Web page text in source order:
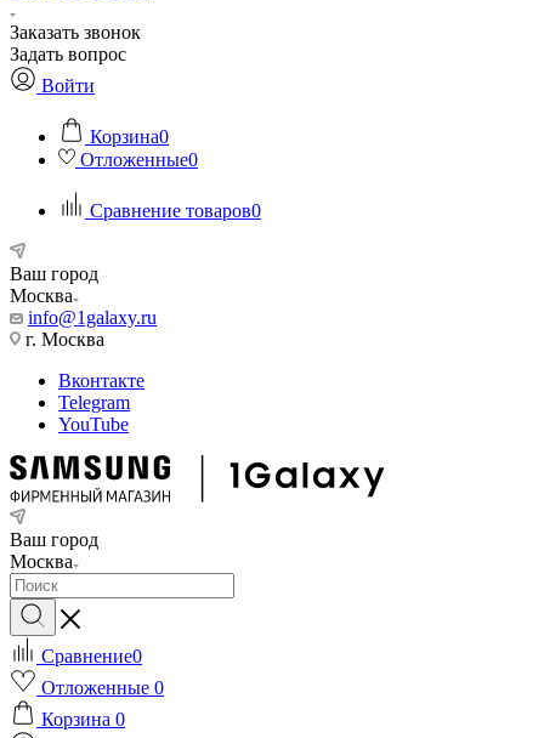
Заказать звонок
Задать вопрос
Войти
Корзина0
Отложенные0
Сравнение товаров0
Ваш город
Москва
info@1galaxy.ru
г. Москва
Вконтакте
Telegram
YouTube
Ваш город
Москва
Сравнение0
Отложенные 0
Корзина 0